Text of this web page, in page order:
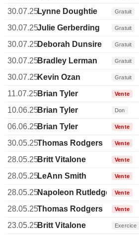
30.07.25Lynne Doughtie Gratuit
30.07.25Julie Gerberding Gratuit
30.07.25Deborah Dunsire Gratuit
30.07.25Bradley Lerman Gratuit
30.07.25Kevin Ozan Gratuit
11.07.25Brian Tyler Vente
10.06.25Brian Tyler Don
06.06.25Brian Tyler Vente
30.05.25Thomas Rodgers Vente
28.05.25Britt Vitalone Vente
28.05.25LeAnn Smith Vente
28.05.25Napoleon Rutledge Vente
28.05.25Thomas Rodgers Vente
23.05.25Britt Vitalone Exercice